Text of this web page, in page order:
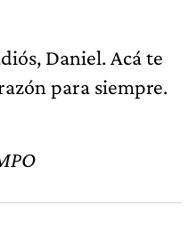
Daniel. Acá te
para siempre.